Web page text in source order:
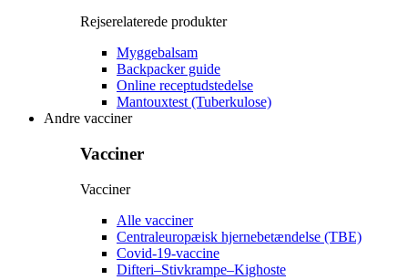
Rejserelaterede produkter
Myggebalsam
Backpacker guide
Online receptudstedelse
Mantouxtest (Tuberkulose)
Andre vacciner
Vacciner
Vacciner
Alle vacciner
Centraleuropæisk hjernebetændelse (TBE)
Covid-19-vaccine
Difteri–Stivkrampe–Kighoste